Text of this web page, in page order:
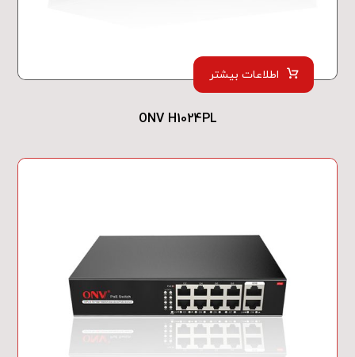
ONV H1024PL
اطلاعات بیشتر